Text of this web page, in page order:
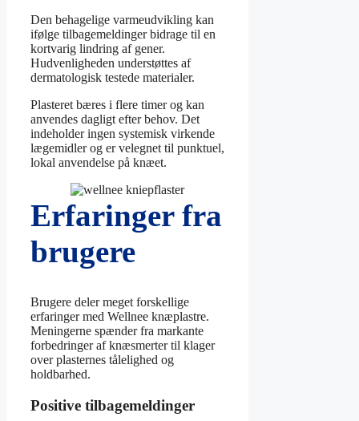
Den behagelige varmeudvikling kan
ifølge tilbagemeldinger bidrage til en
kortvarig lindring af gener.
Hudvenligheden understøttes af
dermatologisk testede materialer.
Plasteret bæres i flere timer og kan
anvendes dagligt efter behov. Det
indeholder ingen systemisk virkende
lægemidler og er velegnet til punktuel,
lokal anvendelse på knæet.
Erfaringer fra
brugere
Brugere deler meget forskellige
erfaringer med Wellnee knæplastre.
Meningerne spænder fra markante
forbedringer af knæsmerter til klager
over plasternes tålelighed og
holdbarhed.
Positive tilbagemeldinger